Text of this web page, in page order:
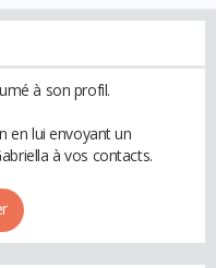
à son profil.
en lui envoyant un
à vos contacts.